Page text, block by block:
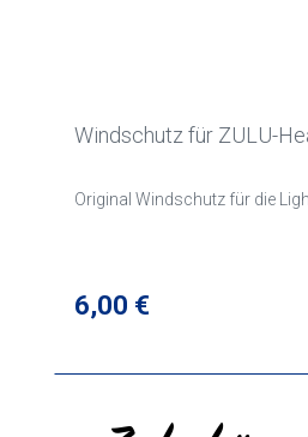
Windschutz für ZULU-
Original Windschutz für die
Regulärer Preis:
6,00 €
Produktgalerie überspringen